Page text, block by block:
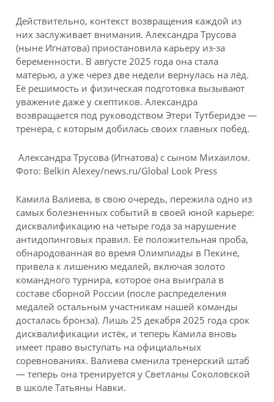
Действительно, контекст возвращения каждой из
них заслуживает внимания. Александра Трусова
(ныне Игнатова) приостановила карьеру из-за
беременности. В августе 2025 года она стала
матерью, а уже через две недели вернулась на лёд.
Её решимость и физическая подготовка вызывают
уважение даже у скептиков. Александра
возвращается под руководством Этери Тутберидзе —
тренера, с которым добилась своих главных побед.
Александра Трусова (Игнатова) с сыном Михаилом.
Фото: Belkin Alexey/news.ru/Global Look Press
Камила Валиева, в свою очередь, пережила одно из
самых болезненных событий в своей юной карьере:
дисквалификацию на четыре года за нарушение
антидопинговых правил. Её положительная проба,
обнародованная во время Олимпиады в Пекине,
привела к лишению медалей, включая золото
командного турнира, которое она выиграла в
составе сборной России (после распределения
медалей остальным участникам нашей команды
досталась бронза). Лишь 25 декабря 2025 года срок
дисквалификации истёк, и теперь Камила вновь
имеет право выступать на официальных
соревнованиях. Валиева сменила тренерский штаб
— теперь она тренируется у Светланы Соколовской
в школе Татьяны Навки.